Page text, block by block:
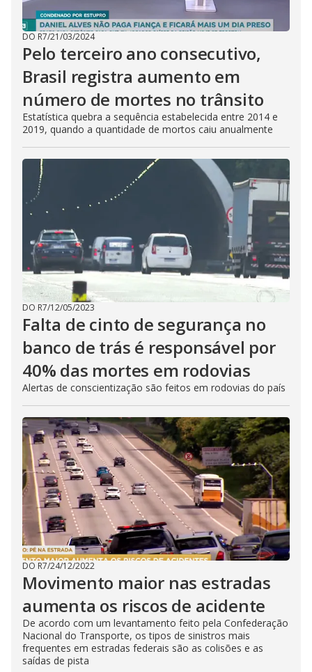
DO R7/21/03/2024
Pelo terceiro ano consecutivo,
Brasil registra aumento em
número de mortes no trânsito
Estatística quebra a sequência estabelecida entre 2014 e
2019, quando a quantidade de mortos caiu anualmente
DO R7/12/05/2023
Falta de cinto de segurança no
banco de trás é responsável por
40% das mortes em rodovias
Alertas de conscientização são feitos em rodovias do país
DO R7/24/12/2022
Movimento maior nas estradas
aumenta os riscos de acidente
De acordo com um levantamento feito pela Confederação
Nacional do Transporte, os tipos de sinistros mais
frequentes em estradas federais são as colisões e as
saídas de pista